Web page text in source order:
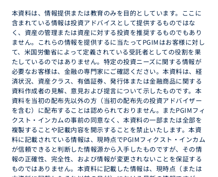
本資料は、情報提供または教育のみを目的としています。ここに
含まれている情報は投資アドバイスとして提供するものではな
く、資産の管理または資産に対する投資を推奨するものでもあり
ません。これらの情報を提供するに当たってPGIMはお客様に対し
て、米国労働省によって定義されている受託者としての役割を果
たしているのではありません。特定の投資ニーズに関する情報が
必要なお客様は、金融の専門家にご確認ください。本資料は、経
済状況、資産クラス、有価証券、発行体または金融商品に関する
資料作成者の見解、意見および提言について示したものです。本
資料を当初の配布先以外の方（当初の配布先の投資アドバイザー
を含む）に配布することは認められておりません。またPGIMフィ
クスト・インカムの事前の同意なく、本資料の一部または全部を
複製することや記載内容を開示することを禁止いたします。本資
料に記載されている情報は、現時点でPGIMフィクスト・インカム
が信頼できると判断した情報源から入手したものですが、その情
報の正確性、完全性、および情報が変更されないことを保証する
ものではありません。本資料に記載した情報は、現時点（または